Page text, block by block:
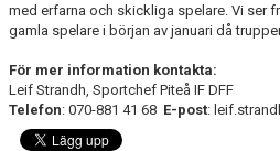
med erfarna och skickliga spelare. Vi ser
gamla spelare i början av januari då
För mer information kontakta:
Leif Strandh,
Telefon: 070-881 41 68 E-post: